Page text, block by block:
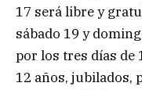
17 será libre y
sábado 19 y
por los tres días de
12 años, jubilados,